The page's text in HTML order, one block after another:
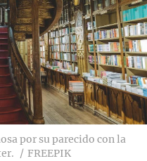
por su parecido con la
FREEPIK